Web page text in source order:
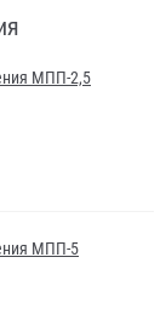
МПП-2,5
МПП-5